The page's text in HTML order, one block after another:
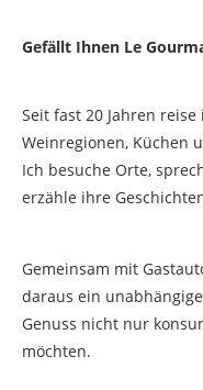
Gefällt Ihnen Le
Seit fast 20 Jahren
Weinregionen, Küchen
Ich besuche Orte,
erzähle ihre
Gemeinsam mit
daraus ein
Genuss nicht nur
möchten.